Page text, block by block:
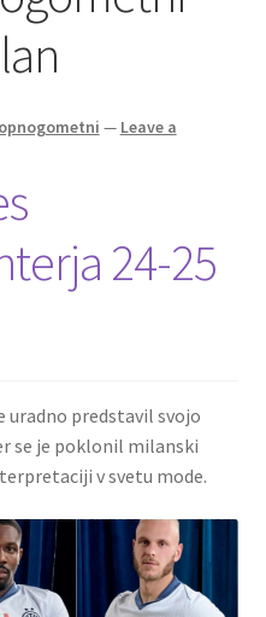
— Leave a
24-25
uradno predstavil svojo
se je poklonil milanski
v svetu mode.